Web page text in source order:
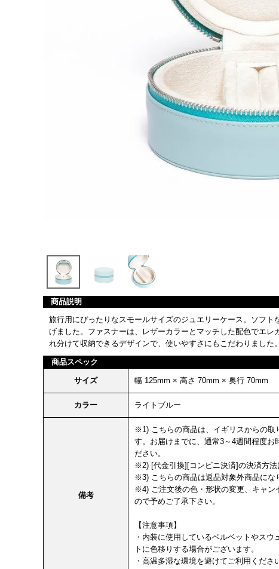
商品説明
旅行用にぴったりなスモールサイズのジュエリーケース。ソフ
げました。ファスナーは、レザーカラーとマッチした配色でエ
れ分けて収納できるデザインで、使いやすさにもこだわりました
商品スペック
サイズ 幅 125mm × 高さ 70mm × 奥行 70mm
カラー ライトブルー
備考
※1) こちらの商品は、イギリスからの取
す。お届けまでに、通常3～4週間程度お
ださい。
※2) [代金引換][コンビニ決済]の決済方法
※3) こちらの商品は返品対象外商品にな
※4) ご注文後の色・形状の変更、キャン
ので予めご了承下さい。
【注意事項】
・内装に使用しているベルベットやス
トに色移りする場合がございます。
・高温多湿な環境を避けてご利用くださ